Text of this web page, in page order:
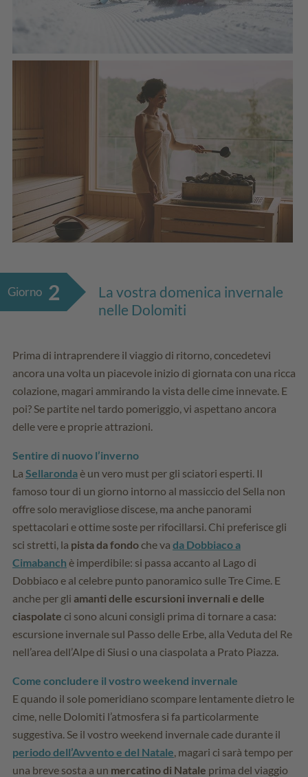
Giorno 2
La vostra domenica invernale
nelle Dolomiti
Prima di intraprendere il viaggio di ritorno, concedetevi
ancora una volta un piacevole inizio di giornata con una ricca
colazione, magari ammirando la vista delle cime innevate. E
poi? Se partite nel tardo pomeriggio, vi aspettano ancora
delle vere e proprie attrazioni.
Sentire di nuovo l’inverno
La Sellarondaè un vero must per gli sciatori esperti. Il
famoso tour di un giorno intorno al massiccio del Sella non
offre solo meravigliose discese, ma anche panorami
spettacolari e ottime soste per rifocillarsi. Chi preferisce gli
sci stretti, la pista da fondoche va da Dobbiaco a
Cimabanch è imperdibile: si passa accanto al Lago di
Dobbiaco e al celebre punto panoramico sulle Tre Cime. E
anche per gli amanti delle escursioni invernali e delle
ciaspolate ci sono alcuni consigli prima di tornare a casa:
escursione invernale sul Passo delle Erbe, alla Veduta del Re
nell’area dell’Alpe di Siusi o una ciaspolata a Prato Piazza.
Come concludere il vostro weekend invernale
E quando il sole pomeridiano scompare lentamente dietro le
cime, nelle Dolomiti l’atmosfera si fa particolarmente
suggestiva. Se il vostro weekend invernale cade durante il
periodo dell’Avvento e del Natale , magari ci sarà tempo per
una breve sosta a un mercatino di Natale prima del viaggio